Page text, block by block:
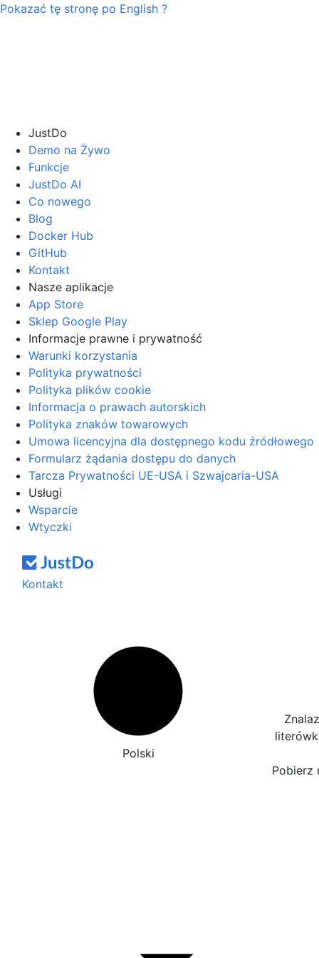
Pokazać tę stronę po English ?
JustDo
Demo na Żywo
Funkcje
JustDo AI
Co nowego
Blog
Docker Hub
GitHub
Kontakt
Nasze aplikacje
App Store
Sklep Google Play
Informacje prawne i prywatność
Warunki korzystania
Polityka prywatności
Polityka plików cookie
Informacja o prawach autorskich
Polityka znaków towarowych
Umowa licencyjna dla dostępnego kodu źródłowego
Formularz żądania dostępu do danych
Tarcza Prywatności UE-USA i Szwajcaria-USA
Usługi
Wsparcie
Wtyczki
Kontakt
Polski
Pobierz